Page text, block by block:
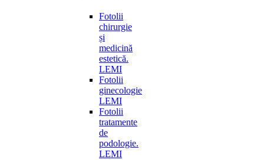
Fotolii
chirurgie
și
medicină
estetică.
LEMI
Fotolii
ginecologie
LEMI
Fotolii
tratamente
de
podologie.
LEMI